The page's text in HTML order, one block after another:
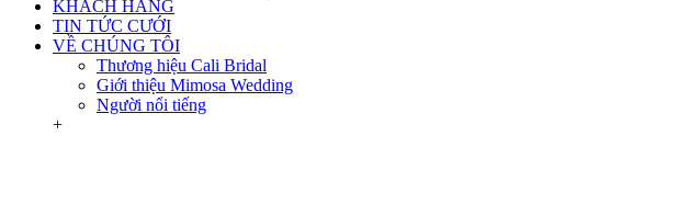
KHÁCH HÀNG
TIN TỨC CƯỚI
VỀ CHÚNG TÔI
Thương hiệu Cali Bridal
Giới thiệu Mimosa Wedding
Người nổi tiếng
+